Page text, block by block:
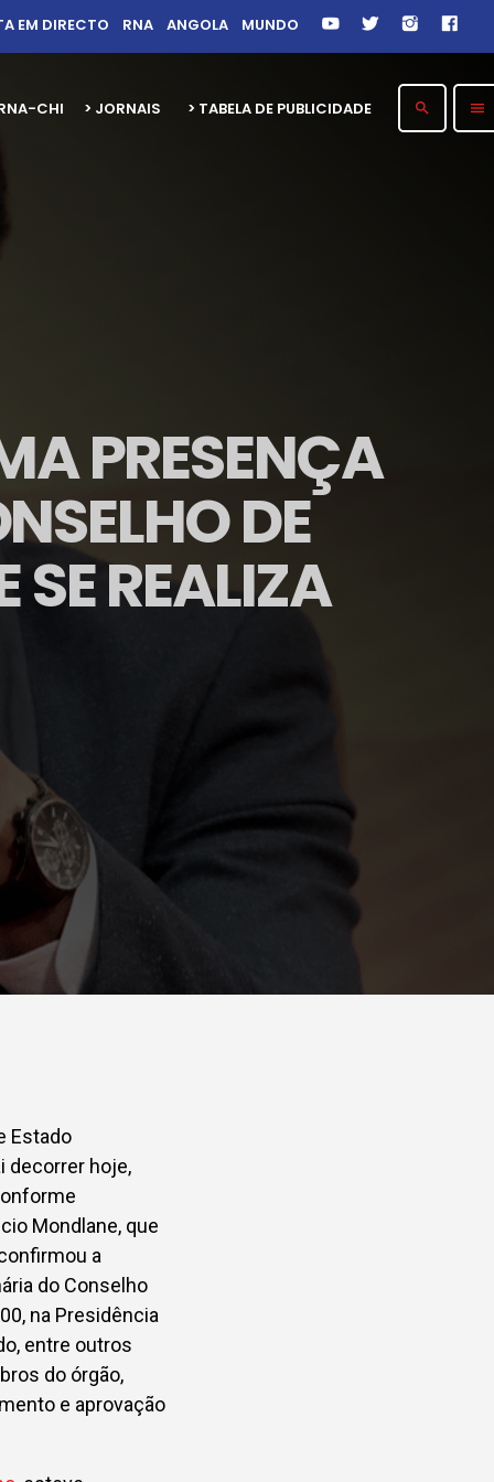
EM DIRECTO RNA ANGOLA MUNDO
CHITOTOLO 30 ANOS
> JORNAIS > TABELA DE PUBLICIDADE search menu
PRESENÇA
DE
REALIZA
Estado
decorrer hoje,
Mondlane, que
a
do Conselho
na Presidência
entre outros
do órgão,
e aprovação